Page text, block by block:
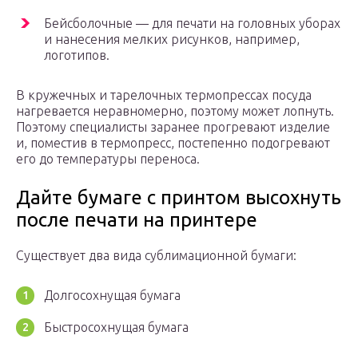
Бейсболочные — для печати на головных уборах
и нанесения мелких рисунков, например,
логотипов.
В кружечных и тарелочных термопрессах посуда
нагревается неравномерно, поэтому может лопнуть.
Поэтому специалисты заранее прогревают изделие
и, поместив в термопресс, постепенно подогревают
его до температуры переноса.
Дайте бумаге с принтом высохнуть
после печати на принтере
Существует два вида сублимационной бумаги:
Долгосохнущая бумага
Быстросохнущая бумага